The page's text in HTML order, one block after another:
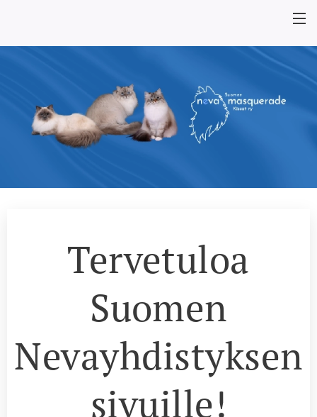
Tervetuloa
Suomen
Nevayhdistyksen
sivuille!